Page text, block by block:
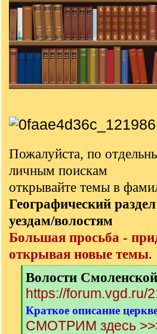
Пожалуйста, по
личным поискам
открывайте темы в
Географический раздел
уездам/волостям
Большая просьба -
открывая новые темы.
[
q
]
Волости
https://forum.vgd.ru/
Краткое описание
СМОТРИМ здесь